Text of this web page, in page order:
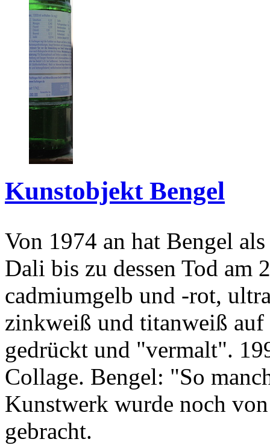
Kunstobjekt Bengel
Von 1974 an hat Bengel
Dali bis zu dessen Tod am
cadmiumgelb und -rot,
zinkweiß und titanweiß
gedrückt und "vermalt".
Collage. Bengel: "So
Kunstwerk wurde noch
gebracht.